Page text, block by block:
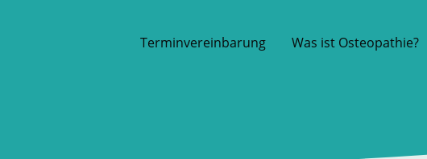
Terminvereinbarung Was ist Osteopathie?